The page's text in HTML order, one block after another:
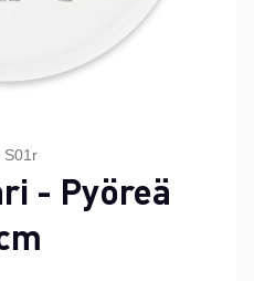
S01r
- Pyöreä